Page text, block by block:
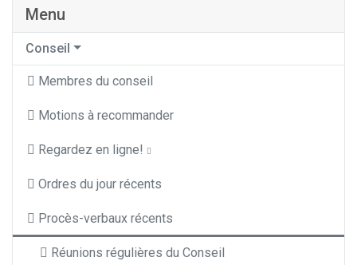
Menu
Conseil
Membres du conseil
Motions à recommander
Regardez en ligne!
Ordres du jour récents
Procès-verbaux récents
Réunions régulières du Conseil